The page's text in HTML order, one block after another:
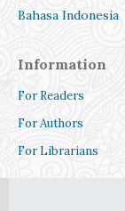
Bahasa Indonesia
Information
For Readers
For Authors
For Librarians